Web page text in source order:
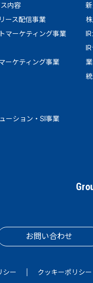
内容
ース配信事業
マーケティング事業
ーケティング事業
ーション・SI事業
お問い合わせ
シー クッキーポリシー